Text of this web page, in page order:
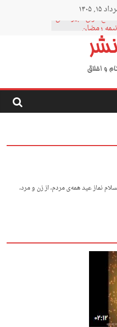
۱۴۰۵
مقطع فوق دبیرستان
رمضان
شعبان
و اخلاق
نماز عید همه‌ی مردم، از زن و مرد،